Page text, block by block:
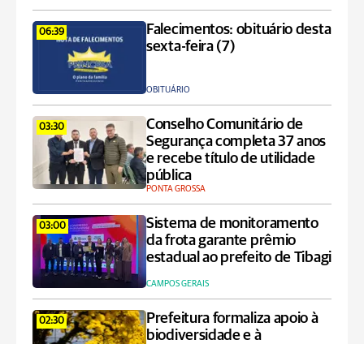
06:39
Falecimentos: obituário desta
sexta-feira (7)
OBITUÁRIO
03:30
Conselho Comunitário de
Segurança completa 37 anos
e recebe título de utilidade
pública
PONTA GROSSA
03:00
Sistema de monitoramento
da frota garante prêmio
estadual ao prefeito de Tibagi
CAMPOS GERAIS
02:30
Prefeitura formaliza apoio à
biodiversidade e à